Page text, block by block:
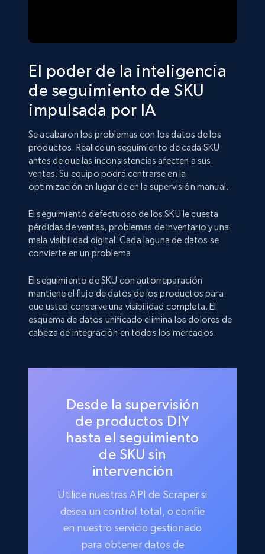
El poder de la inteligencia
de seguimiento de SKU
impulsada por IA
Se acabaron los problemas con los datos de los
productos. Realice un seguimiento de cada SKU
antes de que las inconsistencias afecten a sus
ventas. Su equipo podrá centrarse en la
optimización en lugar de en la supervisión manual.
El seguimiento defectuoso de los SKU le cuesta
pérdidas de ventas, problemas de inventario y una
mala visibilidad digital. Cada laguna de datos se
convierte en un problema.
El seguimiento de SKU con autorreparación
mantiene el flujo de datos de los productos para
que usted conserve una visibilidad completa. El
esquema de datos unificado elimina los dolores de
cabeza de integración en todos los mercados.
Desde la supervisión
de productos DIY
hasta el seguimiento
de SKU sin
intervención
Utilice nuestras API de Scraper si
desea un control total, o confíe
en nuestro servicio gestionado
para obtener datos de